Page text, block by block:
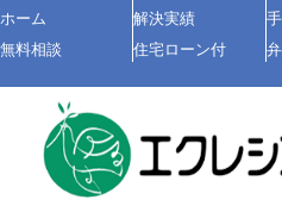
ホーム 解決実績
無料相談
住宅ローン付